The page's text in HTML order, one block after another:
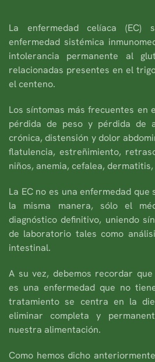
La enfermedad celíaca (EC)
enfermedad sistémica
intolerancia permanente al
relacionadas presentes en el
el centeno.
Los síntomas más frecuentes en
pérdida de peso y pérdida de
crónica, distensión y dolor
flatulencia, estreñimiento,
niños, anemia, cefalea,
La EC no es una enfermedad
la misma manera, sólo el
diagnóstico definitivo, uniendo
de laboratorio tales como
intestinal.
A su vez, debemos recordar
es una enfermedad que no
tratamiento se centra en la
eliminar completa y
nuestra alimentación.
Como hemos dicho